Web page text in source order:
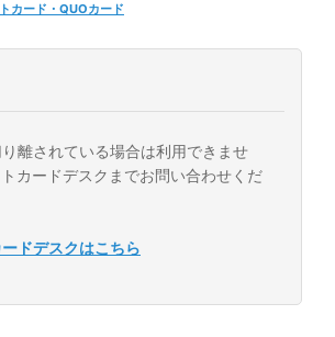
カード・QUOカード
離されている場合は利用できませ
カードデスクまでお問い合わせくだ
ドデスクはこちら